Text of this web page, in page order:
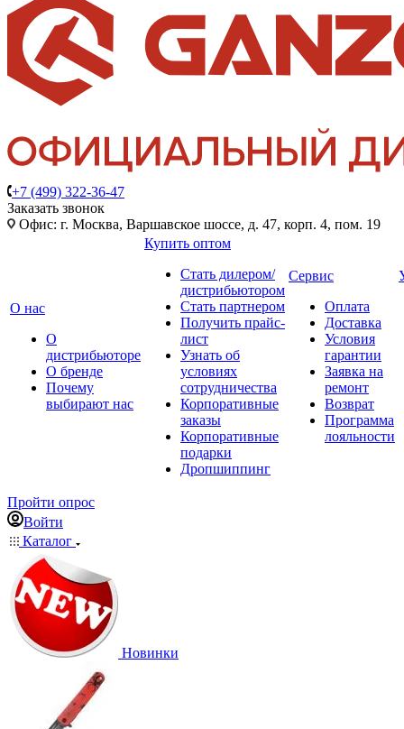
+7 (499) 322-36-47
Заказать звонок
Офис: г. Москва, Варшавское шоссе, д. 47, корп. 4, пом. 19
О нас
О
дистрибьюторе
О бренде
Почему
выбирают нас
Купить оптом
Стать дилером/
дистрибьютором
Стать партнером
Получить прайс-
лист
Узнать об
условиях
сотрудничества
Корпоративные
заказы
Корпоративные
подарки
Дропшиппинг
Сервис
Оплата
Доставка
Условия
гарантии
Заявка на
ремонт
Возврат
Программа
лояльности
Пройти опрос
Войти
Каталог
Новинки